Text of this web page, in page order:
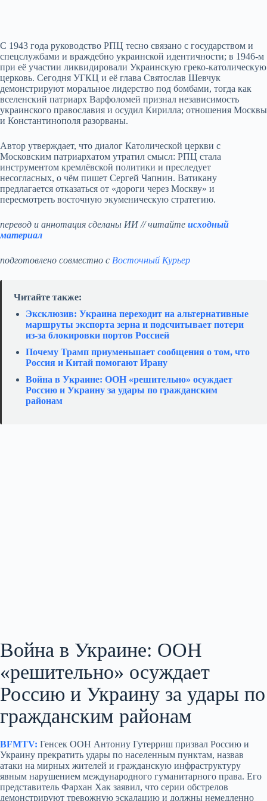
С 1943 года руководство РПЦ тесно связано с государством и
спецслужбами и враждебно украинской идентичности; в 1946‑м
при её участии ликвидировали Украинскую греко‑католическую
церковь. Сегодня УГКЦ и её глава Святослав Шевчук
демонстрируют моральное лидерство под бомбами, тогда как
вселенский патриарх Варфоломей признал независимость
украинского православия и осудил Кирилла; отношения Москвы
и Константинополя разорваны.
Автор утверждает, что диалог Католической церкви с
Московским патриархатом утратил смысл: РПЦ стала
инструментом кремлёвской политики и преследует
несогласных, о чём пишет Сергей Чапнин. Ватикану
предлагается отказаться от «дороги через Москву» и
пересмотреть восточную экуменическую стратегию.
перевод и аннотация сделаны ИИ // читайте исходный
материал
подготовлено совместно с Восточный Курьер
Читайте также:
Эксклюзив: Украина переходит на альтернативные
маршруты экспорта зерна и подсчитывает потери
из‑за блокировки портов Россией
Почему Трамп приуменьшает сообщения о том, что
Россия и Китай помогают Ирану
Война в Украине: ООН «решительно» осуждает
Россию и Украину за удары по гражданским
районам
Война в Украине: ООН
«решительно» осуждает
Россию и Украину за удары по
гражданским районам
BFMTV: Генсек ООН Антониу Гутерриш призвал Россию и
Украину прекратить удары по населенным пунктам, назвав
атаки на мирных жителей и гражданскую инфраструктуру
явным нарушением международного гуманитарного права. Его
представитель Фархан Хак заявил, что серии обстрелов
демонстрируют тревожную эскалацию и должны немедленно